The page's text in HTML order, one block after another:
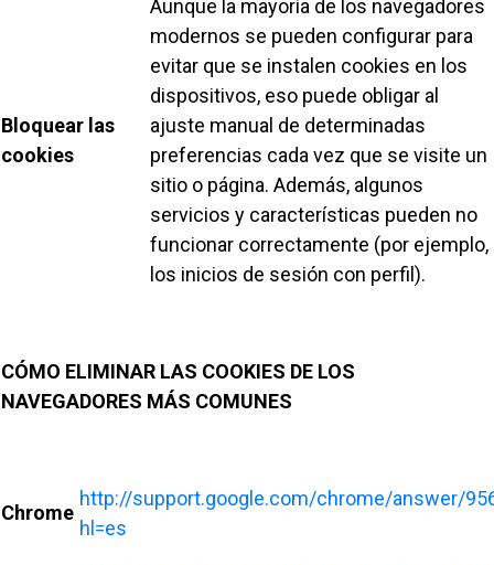
Bloquear las
cookies
Aunque la mayoría de los navegadores
modernos se pueden configurar para
evitar que se instalen cookies en los
dispositivos, eso puede obligar al
ajuste manual de determinadas
preferencias cada vez que se visite un
sitio o página. Además, algunos
servicios y características pueden no
funcionar correctamente (por ejemplo,
los inicios de sesión con perfil).
CÓMO ELIMINAR LAS COOKIES DE LOS
NAVEGADORES MÁS COMUNES
Chrome
http://support.google.com/chrome/answer/
hl=es